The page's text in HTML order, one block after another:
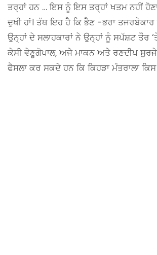
ਤਰ੍ਹਾਂ ਹਨ … ਇਸ ਨੂੰ ਇਸ ਤਰ੍ਹਾਂ ਖਤਮ ਨਹੀਂ ਹੋਣਾ
ਦੁਖੀ ਹਾਂ। ਤੱਥ ਇਹ ਹੈ ਕਿ ਭੈਣ -ਭਰਾ
ਉਨ੍ਹਾਂ ਦੇ ਸਲਾਹਕਾਰਾਂ ਨੇ ਉਨ੍ਹਾਂ ਨੂੰ ਸਪੱਸ਼ਟ ਤੌਰ
ਕੇਸੀ ਵੇਣੂਗੋਪਾਲ, ਅਜੇ ਮਾਕਨ ਅਤੇ ਰਣਦੀਪ
ਫੈਸਲਾ ਕਰ ਸਕਦੇ ਹਨ ਕਿ ਕਿਹੜਾ ਮੰਤਰਾਲਾ